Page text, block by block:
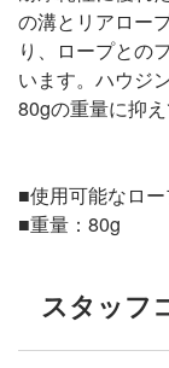
の溝とリアロー
り、ロープとの
います。ハウジ
80gの重量に抑え
■使用可能なロ
■重量：80g
スタッフ